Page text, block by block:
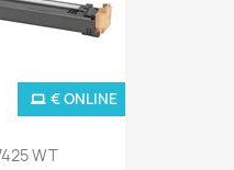
WT
€ ONLINE